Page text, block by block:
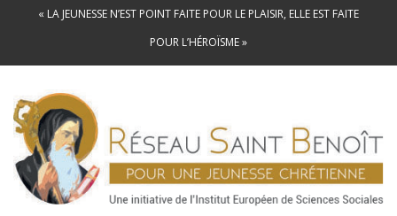
« LA JEUNESSE N’EST POINT FAITE POUR LE PLAISIR, ELLE EST FAITE
POUR L’HÉROÏSME »